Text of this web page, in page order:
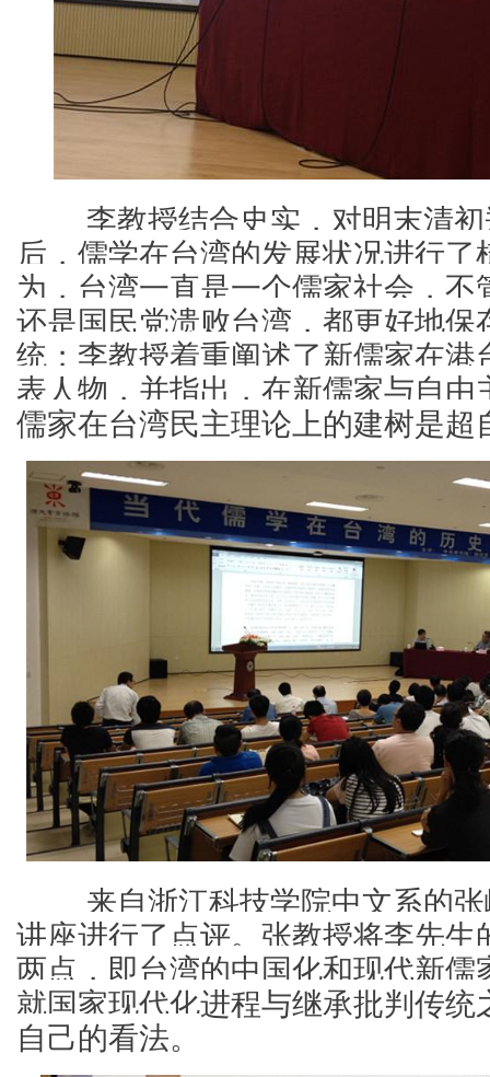
李教授结合史实，对明末清初
后，儒学在台湾的发展状况进行
为，台湾一直是一个儒家社会，
还是国民党溃败台湾，都更好地保
统；李教授着重阐述了新儒家在港
表人物，并指出，在新儒家与自由
儒家在台湾民主理论上的建树是超
来自浙江科技学院中文系的张
讲座进行了点评。张教授将李先生
两点，即台湾的中国化和现代新儒
就国家现代化进程与继承批判传统
自己的看法。